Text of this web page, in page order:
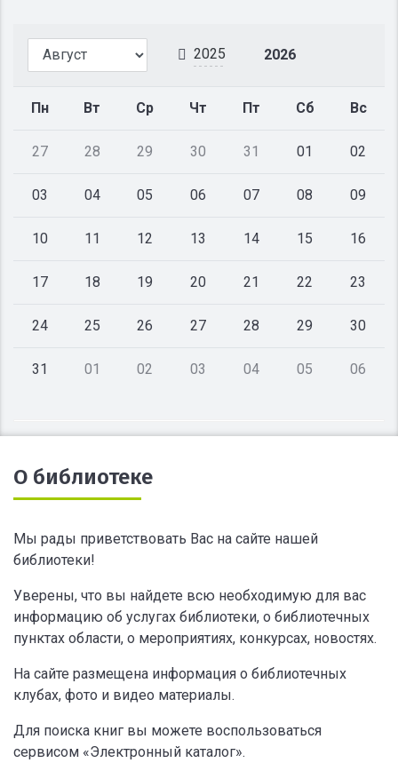
2025 2026
Пн Вт Ср Чт Пт Сб Вс
27 28 29 30 31 01 02
03 04 05 06 07 08 09
10 11 12 13 14 15 16
17 18 19 20 21 22 23
24 25 26 27 28 29 30
31 01 02 03 04 05 06
О библиотеке
Мы рады приветствовать Вас на сайте нашей
библиотеки!
Уверены, что вы найдете всю необходимую для вас
информацию об услугах библиотеки, о библиотечных
пунктах области, о мероприятиях, конкурсах, новостях.
На сайте размещена информация о библиотечных
клубах, фото и видео материалы.
Для поиска книг вы можете воспользоваться
сервисом «Электронный каталог».